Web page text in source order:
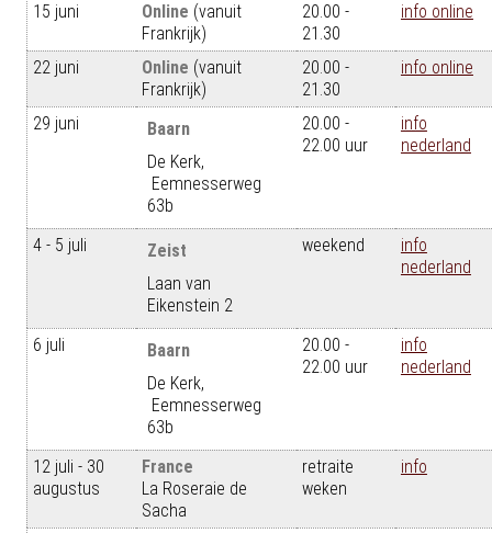
15 juni Online (vanuit
Frankrijk)
20.00 -
21.30
info online
22 juni Online (vanuit
Frankrijk)
20.00 -
21.30
info online
29 juni
Baarn
De Kerk,
Eemnesserweg
63b
20.00 -
22.00 uur
info
nederland
4 - 5 juli
Zeist
Laan van
Eikenstein 2
weekend
info
nederland
6 juli
Baarn
De Kerk,
Eemnesserweg
63b
20.00 -
22.00 uur
info
nederland
12 juli - 30
augustus
France
La Roseraie de
Sacha
retraite
weken
info